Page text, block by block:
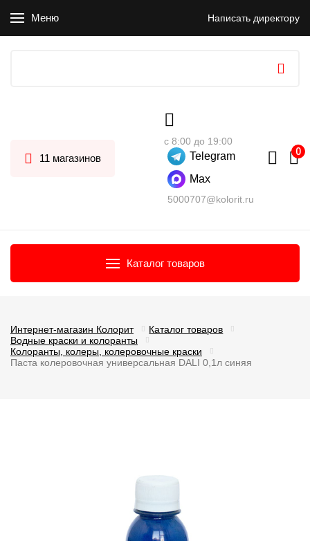
Меню Написать директору
11 магазинов
с 8:00 до 19:00
Telegram
Max
5000707@kolorit.ru
Каталог товаров
Интернет-магазин Колорит
Каталог товаров
Водные краски и колоранты
Колоранты, колеры, колеровочные краски
Паста колеровочная универсальная DALI 0,1л синяя